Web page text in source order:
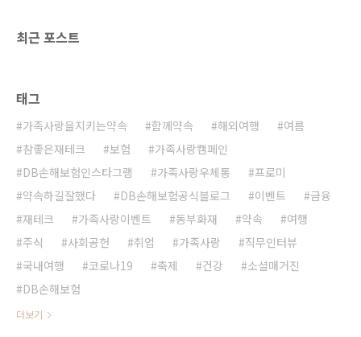
런 아이들의 모습이 우리에게 희망..
최근 포스트
태그
가족사랑을지키는약속 함께약속 해외여행
여름
참좋은재테크
보험
가족사랑캠페인
DB손해보험인스타그램
가족사랑우체통
프로미
약속하길잘했다
DB손해보험공식블로그 이벤트
금융
재테크
가족사랑이벤트 동부화재 약속
여행
주식
사회공헌 취업 가족사랑
직무인터뷰
국내여행
코로나19 축제 건강
소셜매거진
DB손해보험
더보기